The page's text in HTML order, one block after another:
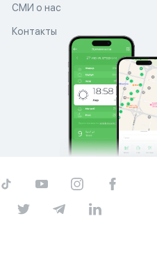
СМИ о нас
Контакты